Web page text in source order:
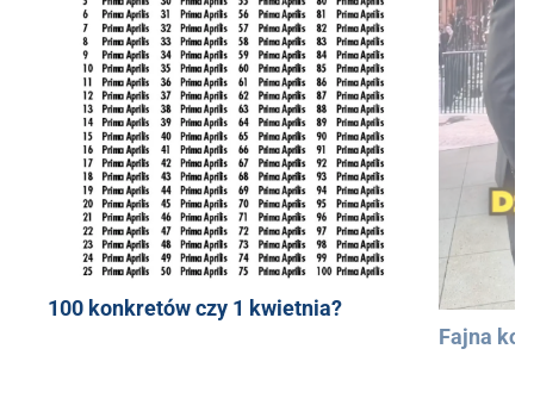
100 konkretów czy 1 kwietnia?
Fajna